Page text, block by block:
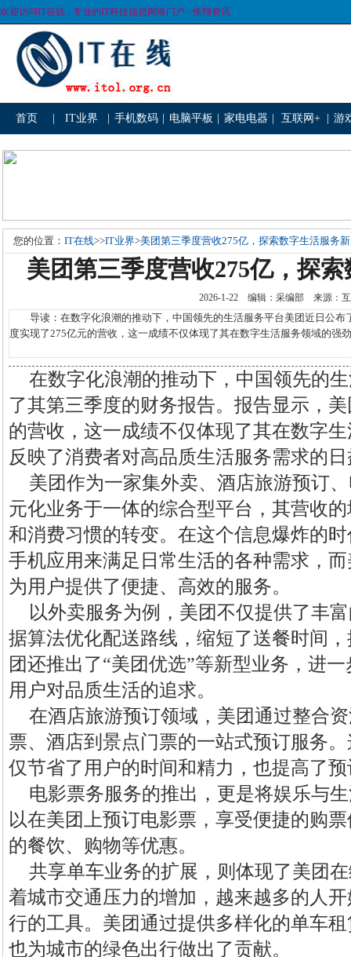
欢迎访问IT在线 - 专业的IT科技信息网络门户 - 惟翔资讯
首页 IT业界 手机数码 电脑平板 家电电器 互联网+ 游
您的位置： IT在线>>IT业界>美团第三季度营收275亿，探索数字生活服务
美团第三季度营收275亿，探
2026-1-22 编辑：采编部 来源：
导读：在数字化浪潮的推动下，中国领先的生活服务平台美团近日公布
度实现了275亿元的营收，这一成绩不仅体现了其在数字生活服务领域的强
在数字化浪潮的推动下，中国领先的
了其第三季度的财务报告。报告显示，
的营收，这一成绩不仅体现了其在数字
反映了消费者对高品质生活服务需求的
美团作为一家集外卖、酒店旅游预订
元化业务于一体的综合型平台，其营收
和消费习惯的转变。在这个信息爆炸的
手机应用来满足日常生活的各种需求，
为用户提供了便捷、高效的服务。
以外卖服务为例，美团不仅提供了丰
据算法优化配送路线，缩短了送餐时间
团还推出了“美团优选”等新型业务，进
用户对品质生活的追求。
在酒店旅游预订领域，美团通过整合
票、酒店到景点门票的一站式预订服务
仅节省了用户的时间和精力，也提高了
电影票务服务的推出，更是将娱乐与
以在美团上预订电影票，享受便捷的购
的餐饮、购物等优惠。
共享单车业务的扩展，则体现了美团
着城市交通压力的增加，越来越多的人
行的工具。美团通过提供多样化的单车
也为城市的绿色出行做出了贡献。